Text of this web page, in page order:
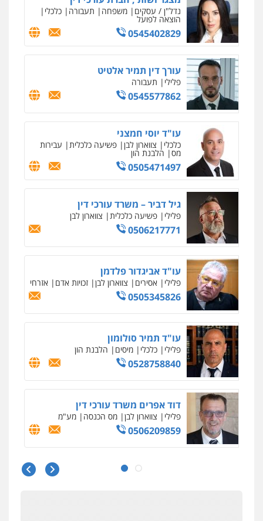
נדל"ן / עסקים משפחה תעבורה כלכלי
הוצאה לפועל
0545402829
עורך דין תמיר אלטיט
פלילי תעבורה
0545577862
עו"ד יוסי חמצני
כלכלי צווארון לבן פשיעה כלכלית עבירות
מס הלבנת הון
0505471497
גיל דביר – משרד עורכי דין
פלילי פשיעה כלכלית צווארון לבן
0506217771
עו"ד אביגדור פלדמן
פלילי אסירים צווארון לבן זכויות אדם אזרחי
0505345826
עו"ד תמיר סולומון
פלילי כלכלי מיסים הלבנת הון
0528758840
דוד אפרים משרד עורכי דין
פלילי צווארון לבן מס הכנסה מע"מ
0506209859
עו"ד שרון נהרי
פשיעה כלכלית